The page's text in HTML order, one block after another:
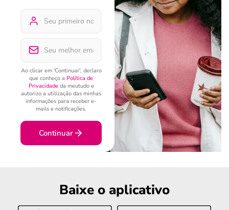
Ao clicar em 'Continuar', declaro
que conheço a Política de
Privacidadeda meutudo e
autorizo a utilização das minhas
informações para receber e-
mails e notificações.
Continuar
Baixe o aplicativo